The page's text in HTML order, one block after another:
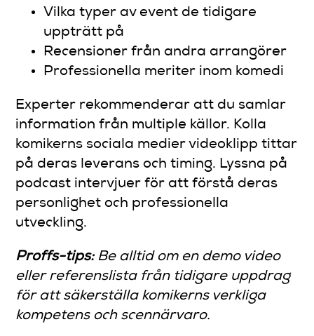
Vilka typer av event de tidigare
uppträtt på
Recensioner från andra arrangörer
Professionella meriter inom komedi
Experter rekommenderar att du samlar
information från multiple källor. Kolla
komikerns sociala medier videoklipp tittar
på deras leverans och timing. Lyssna på
podcast intervjuer för att förstå deras
personlighet och professionella
utveckling.
Proffs-tips: Be alltid om en demo video
eller referenslista från tidigare uppdrag
för att säkerställa komikerns verkliga
kompetens och scennärvaro.